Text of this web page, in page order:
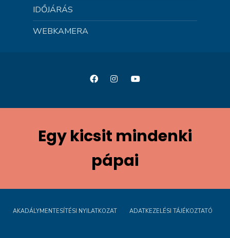
IDŐJÁRÁS
WEBKAMERA
Egy kicsit mindenki
pápai
AKADÁLYMENTESÍTÉSI NYILATKOZAT ADATKEZELÉSI TÁJÉKOZTATÓ